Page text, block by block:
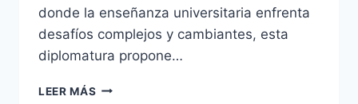
donde la enseñanza universitaria enfrenta
desafíos complejos y cambiantes, esta
diplomatura propone…
LEER MÁS RECUERDAN